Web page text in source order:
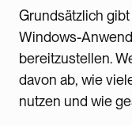
Grundsätzlich
Windows-
bereitzustellen.
davon ab, wie
nutzen und wie